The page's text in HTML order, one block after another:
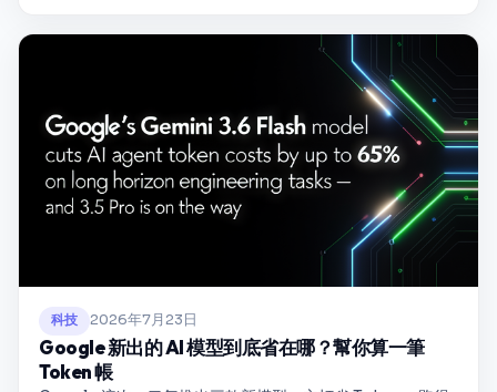
科技 2026年7月23日
Google 新出的 AI 模型到底省在哪？幫你算一筆
Token 帳